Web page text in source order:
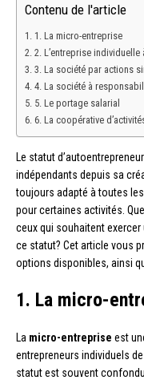
Contenu de l'article
1. La micro-entreprise
2. L’entreprise
3. La société par actions
4. La société à
5. Le portage salarial
6. La coopérative
Le statut
indépendants depuis sa
toujours adapté à toutes
pour certaines activités.
ceux qui souhaitent
ce statut? Cet article vous
options disponibles, ainsi
1. La micro-
La micro-entreprise est
entrepreneurs individuels
statut est souvent